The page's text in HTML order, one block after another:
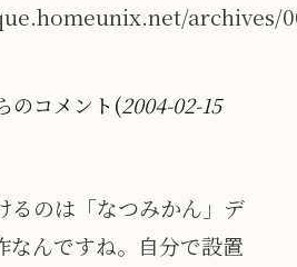
archives/
のコメント(2004-02-15
るのは「なつみかん」デ
なんですね。自分で設置